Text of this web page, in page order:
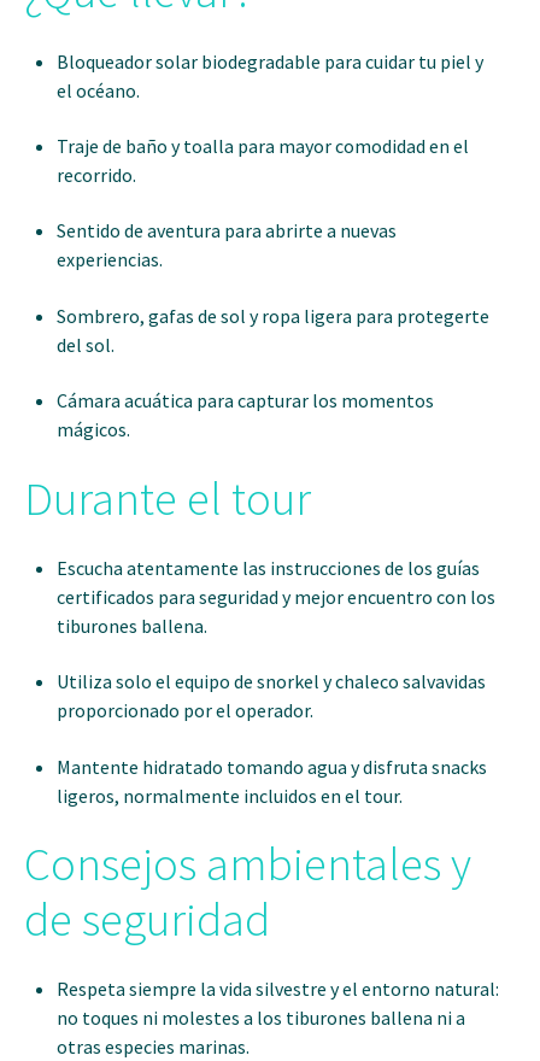
Bloqueador solar biodegradable para cuidar tu piel y
el océano.
Traje de baño y toalla para mayor comodidad en el
recorrido.
Sentido de aventura para abrirte a nuevas
experiencias.
Sombrero, gafas de sol y ropa ligera para protegerte
del sol.
Cámara acuática para capturar los momentos
mágicos.
Durante el tour
Escucha atentamente las instrucciones de los guías
certificados para seguridad y mejor encuentro con los
tiburones ballena.
Utiliza solo el equipo de snorkel y chaleco salvavidas
proporcionado por el operador.
Mantente hidratado tomando agua y disfruta snacks
ligeros, normalmente incluidos en el tour.
Consejos ambientales y
de seguridad
Respeta siempre la vida silvestre y el entorno natural:
no toques ni molestes a los tiburones ballena ni a
otras especies marinas.